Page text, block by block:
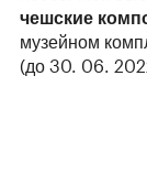
чешские
музейном
(до 30. 06.